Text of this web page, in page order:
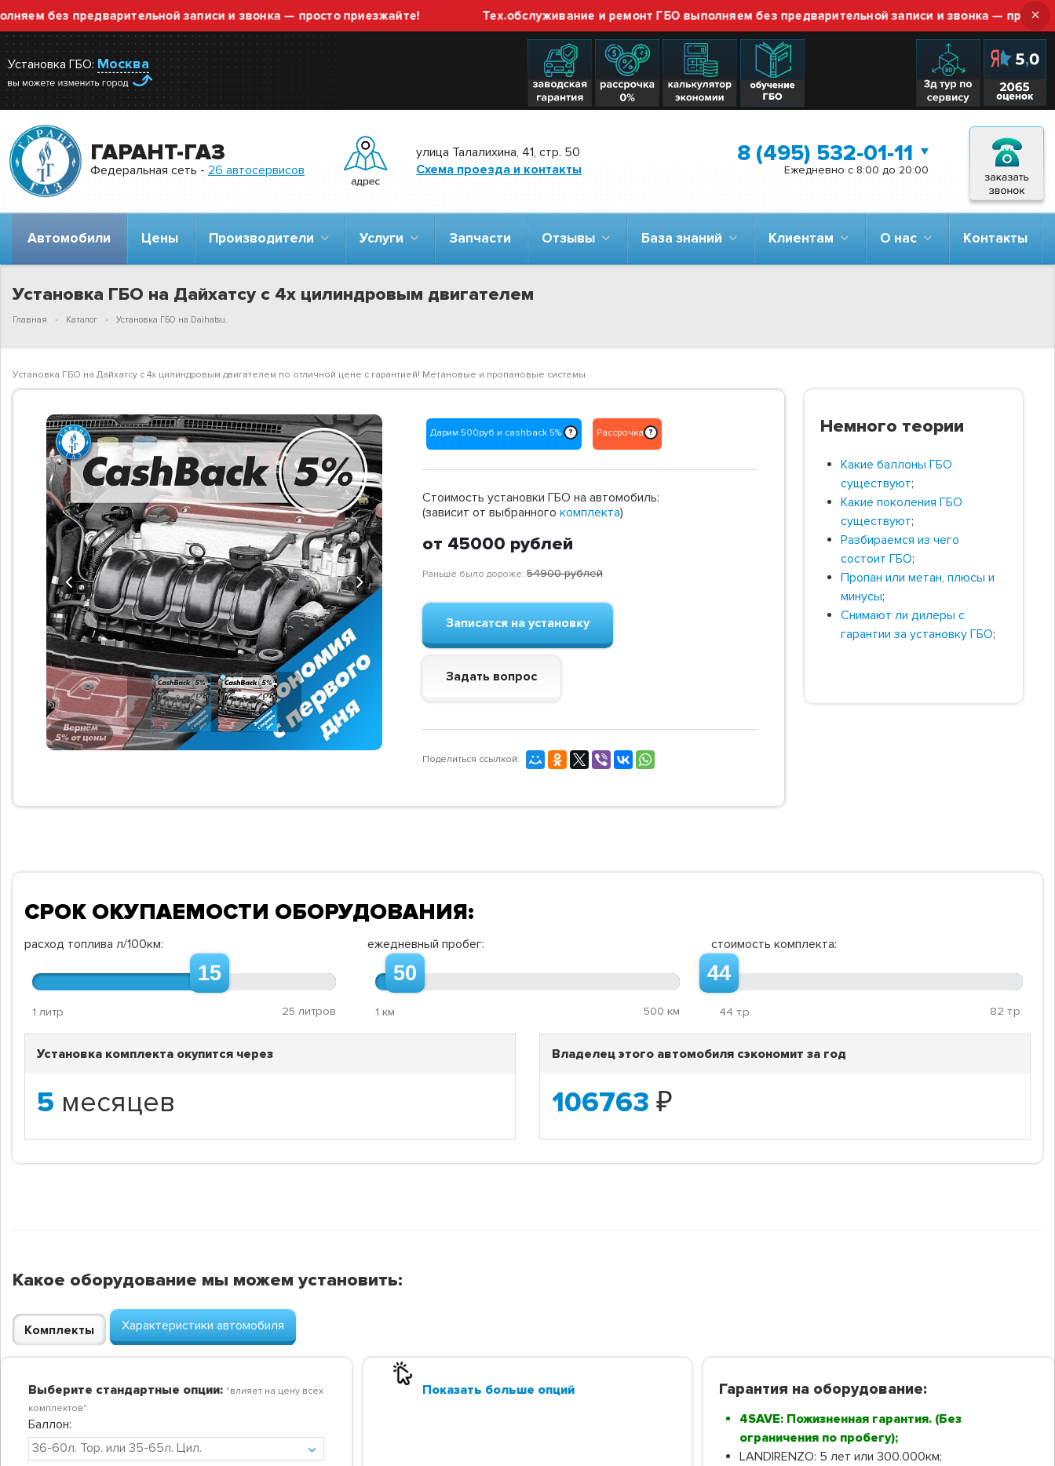
предварительной записи и звонка — просто приезжайте! Тех.обслуживание и ремонт ГБО выполняем без предварительной записи и звонка — просто ×
Установка ГБО: Москва
ГАРАНТ-ГАЗ
Федеральная сеть - 26 автосервисов
улица Талалихина, 41, стр. 50
Схема проезда и контакты
8 (495) 532-01-11
Ежедневно с 8:00 до 20:00
Автомобили Цены Производители Услуги Запчасти Отзывы База знаний Клиентам О нас Контакты
Установка ГБО на Дайхатсу с 4х цилиндровым двигателем
Главная Каталог Установка ГБО на Daihatsu.
Установка ГБО на Дайхатсу с 4х цилиндровым двигателем по отличной цене с гарантией! Метановые и пропановые системы
Previous Next
Дарим 500руб и cashback 5% ? Рассрочка ?
Стоимость установки ГБО на автомобиль:
(зависит от выбранного комплекта)
от 45000 рублей
Раньше было дороже: 54900рублей
Записатся на установку
Задать вопрос
Поделиться ссылкой:
Немного теории
Какие баллоны ГБО
существуют;
Какие поколения ГБО
существуют;
Разбираемся из чего
состоит ГБО;
Пропан или метан, плюсы и
минусы;
Снимают ли дилеры с
гарантии за установку ГБО;
СРОК ОКУПАЕМОСТИ ОБОРУДОВАНИЯ:
расход топлива л/100км:
15
1 литр 25 литров
ежедневный пробег:
50
1 км 500 км
стоимость комплекта:
44
44 т.р. 82 т.р.
Установка комплекта окупится через
5 месяцев
Владелец этого автомобиля сэкономит за год
106763 ₽
Какое оборудование мы можем установить:
Комплекты Характеристики автомобиля
Выберите стандартные опции: "влияет на цену всех
комплектов"
Баллон:
Показать больше опций Гарантия на оборудование:
4SAVE: Пожизненная гарантия. (Без
ограничения по пробегу);
LANDIRENZO: 5 лет или 300.000км;